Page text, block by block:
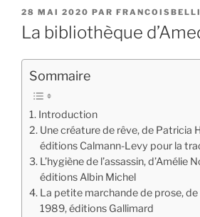
PUBLIÉ
LE
28 MAI 2020 PAR
La bibliothèque
Sommaire
Introduction
Une créature de rêve, de Patricia
éditions Calmann-Levy pour la
L’hygiène de l’assassin, d’Amélie
éditions Albin Michel
La petite marchande de prose, de
1989, éditions Gallimard